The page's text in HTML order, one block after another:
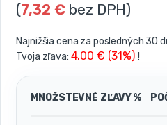
(7,32 € bez DPH)
Najnižšia cena za posledných 30
Tvoja zľava: 4.00 € (31%) !
MNOŽSTEVNÉ ZĽAVY %